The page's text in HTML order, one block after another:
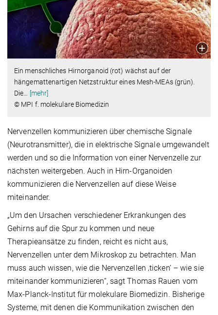
Ein menschliches Hirnorganoid (rot) wächst auf der
hängemattenartigen Netzstruktur eines Mesh-MEAs (grün).
Die
[mehr]
© MPI f. molekulare Biomedizin
Nervenzellen kommunizieren über chemische Signale
(Neurotransmitter), die in elektrische Signale umgewandelt
werden und so die Information von einer Nervenzelle zur
nächsten weitergeben. Auch in Hirn-Organoiden
kommunizieren die Nervenzellen auf diese Weise
miteinander.
„Um den Ursachen verschiedener Erkrankungen des
Gehirns auf die Spur zu kommen und neue
Therapieansätze zu finden, reicht es nicht aus,
Nervenzellen unter dem Mikroskop zu betrachten. Man
muss auch wissen, wie die Nervenzellen ‚ticken‘ – wie sie
miteinander kommunizieren“, sagt Thomas Rauen vom
Max-Planck-Institut für molekulare Biomedizin. Bisherige
Systeme, mit denen die Kommunikation zwischen den